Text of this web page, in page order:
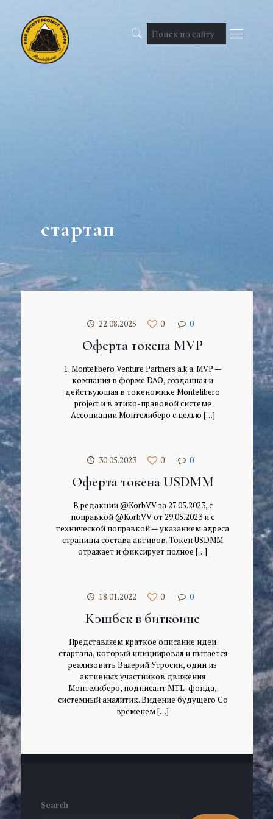
стартап
22.08.2025 0 0
Оферта токена MVP
1. Montelibero Venture Partners a.k.a. MVP —
компания в форме DAO, созданная и
действующая в токеномике Montelibero
project и в этико-правовой системе
Ассоциации Монтелиберо с целью […]
30.05.2023 0 0
Оферта токена USDMM
В редакции @KorbVV за 27.05.2023, с
поправкой @KorbVV от 29.05.2023 и с
технической поправкой — указанием адреса
страницы состава активов. Токен USDMM
отражает и фиксирует полное […]
18.01.2022 0 0
Кэшбек в биткоине
Представляем краткое описание идеи
стартапа, который инициировал и пытается
реализовать Валерий Утросин, один из
активных участников движения
Монтелиберо, подписант MTL-фонда,
системный аналитик. Видение будущего Со
временем[…]
Search